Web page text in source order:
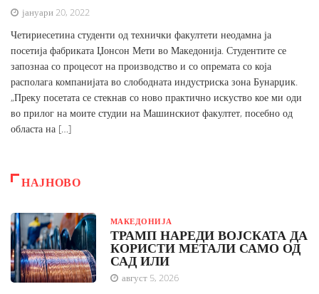
јануари 20, 2022
Четириесетина студенти од технички факултети неодамна ја
посетија фабриката Џонсон Мети во Македонија. Студентите се
запознаа со процесот на производство и со опремата со која
располага компанијата во слободната индустриска зона Бунарџик.
„Преку посетата се стекнав со ново практично искуство кое ми оди
во прилог на моите студии на Машинскиот факултет, посебно од
областа на […]
НАЈНОВО
МАКЕДОНИЈА
ТРАМП НАРЕДИ ВОЈСКАТА ДА
КОРИСТИ МЕТАЛИ САМО ОД
САД ИЛИ
август 5, 2026